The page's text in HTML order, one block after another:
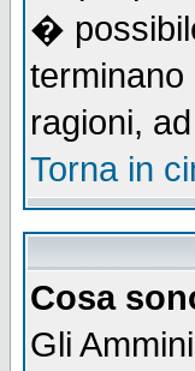
�
ragioni,
Torna in
Cosa
Gli